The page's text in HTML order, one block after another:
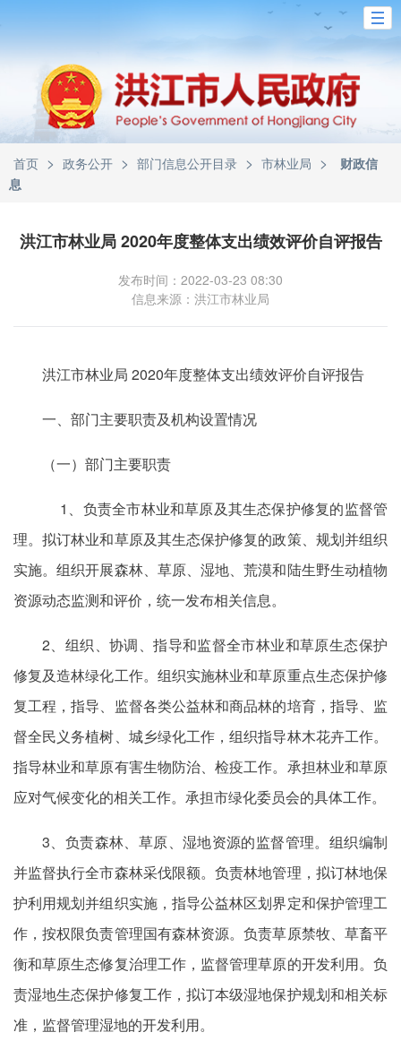
首页 > 政务公开 > 部门信息公开目录 > 市林业局 >
财政信
息
洪江市林业局 2020年度整体支出绩效评价自评报告
发布时间：2022-03-23 08:30
信息来源：洪江市林业局
洪江市林业局 2020年度整体支出绩效评价自评报告
一、部门主要职责及机构设置情况
（一）部门主要职责
1、负责全市林业和草原及其生态保护修复的监督管
理。拟订林业和草原及其生态保护修复的政策、规划并组织
实施。组织开展森林、草原、湿地、荒漠和陆生野生动植物
资源动态监测和评价，统一发布相关信息。
2、组织、协调、指导和监督全市林业和草原生态保护
修复及造林绿化工作。组织实施林业和草原重点生态保护修
复工程，指导、监督各类公益林和商品林的培育，指导、监
督全民义务植树、城乡绿化工作，组织指导林木花卉工作。
指导林业和草原有害生物防治、检疫工作。承担林业和草原
应对气候变化的相关工作。承担市绿化委员会的具体工作。
3、负责森林、草原、湿地资源的监督管理。组织编制
并监督执行全市森林采伐限额。负责林地管理，拟订林地保
护利用规划并组织实施，指导公益林区划界定和保护管理工
作，按权限负责管理国有森林资源。负责草原禁牧、草畜平
衡和草原生态修复治理工作，监督管理草原的开发利用。负
责湿地生态保护修复工作，拟订本级湿地保护规划和相关标
准，监督管理湿地的开发利用。